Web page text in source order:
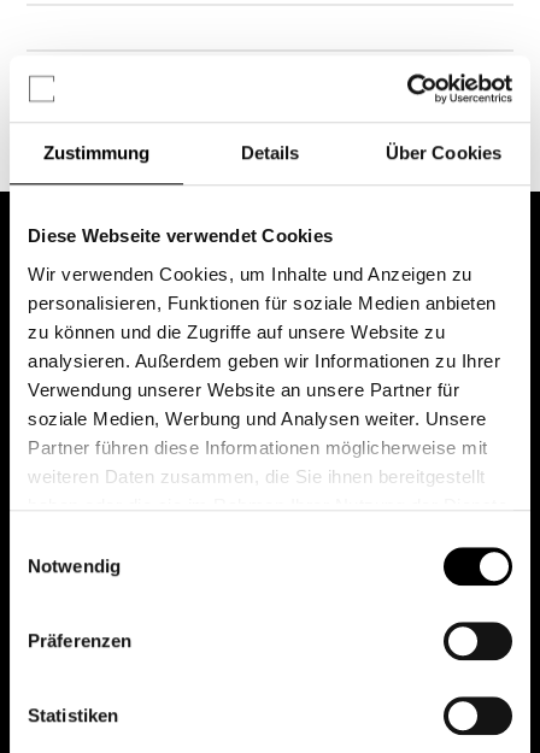
Zustimmung Details Über Cookies
Diese Webseite verwendet Cookies
Wir verwenden Cookies, um Inhalte und Anzeigen zu
personalisieren, Funktionen für soziale Medien anbieten
zu können und die Zugriffe auf unsere Website zu
analysieren. Außerdem geben wir Informationen zu Ihrer
Verwendung unserer Website an unsere Partner für
soziale Medien, Werbung und Analysen weiter. Unsere
Partner führen diese Informationen möglicherweise mit
weiteren Daten zusammen, die Sie ihnen bereitgestellt
Notwendig
Präferenzen
Statistiken
Chancen & Risiken
Das erste Depot in Österreich mit 0€ Kontoführung,
0€ Ausgabeaufschlag und 0€ Depotgebühren bei
knapp 2000 Fonds und 0€ Orderspesen.
All rights reserved.